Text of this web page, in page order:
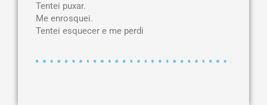
Tentei puxar.
Me enrosquei.
Tentei esquecer e me perdi